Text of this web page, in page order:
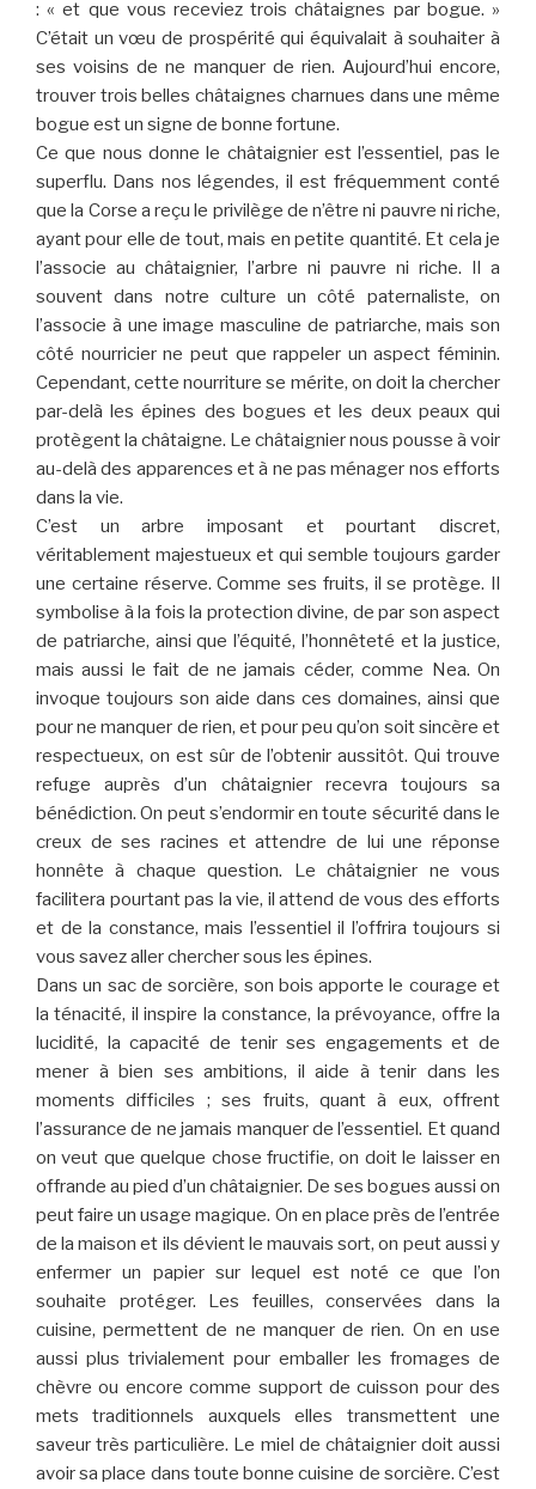
: « et que vous receviez trois châtaignes par bogue. »
C’était un vœu de prospérité qui équivalait à souhaiter à
ses voisins de ne manquer de rien. Aujourd’hui encore,
trouver trois belles châtaignes charnues dans une même
bogue est un signe de bonne fortune.
Ce que nous donne le châtaignier est l’essentiel, pas le
superflu. Dans nos légendes, il est fréquemment conté
que la Corse a reçu le privilège de n’être ni pauvre ni riche,
ayant pour elle de tout, mais en petite quantité. Et cela je
l’associe au châtaignier, l’arbre ni pauvre ni riche. Il a
souvent dans notre culture un côté paternaliste, on
l’associe à une image masculine de patriarche, mais son
côté nourricier ne peut que rappeler un aspect féminin.
Cependant, cette nourriture se mérite, on doit la chercher
par-delà les épines des bogues et les deux peaux qui
protègent la châtaigne. Le châtaignier nous pousse à voir
au-delà des apparences et à ne pas ménager nos efforts
dans la vie.
C’est un arbre imposant et pourtant discret,
véritablement majestueux et qui semble toujours garder
une certaine réserve. Comme ses fruits, il se protège. Il
symbolise à la fois la protection divine, de par son aspect
de patriarche, ainsi que l’équité, l’honnêteté et la justice,
mais aussi le fait de ne jamais céder, comme Nea. On
invoque toujours son aide dans ces domaines, ainsi que
pour ne manquer de rien, et pour peu qu’on soit sincère et
respectueux, on est sûr de l’obtenir aussitôt. Qui trouve
refuge auprès d’un châtaignier recevra toujours sa
bénédiction. On peut s’endormir en toute sécurité dans le
creux de ses racines et attendre de lui une réponse
honnête à chaque question. Le châtaignier ne vous
facilitera pourtant pas la vie, il attend de vous des efforts
et de la constance, mais l’essentiel il l’offrira toujours si
vous savez aller chercher sous les épines.
Dans un sac de sorcière, son bois apporte le courage et
la ténacité, il inspire la constance, la prévoyance, offre la
lucidité, la capacité de tenir ses engagements et de
mener à bien ses ambitions, il aide à tenir dans les
moments difficiles ; ses fruits, quant à eux, offrent
l’assurance de ne jamais manquer de l’essentiel. Et quand
on veut que quelque chose fructifie, on doit le laisser en
offrande au pied d’un châtaignier. De ses bogues aussi on
peut faire un usage magique. On en place près de l’entrée
de la maison et ils dévient le mauvais sort, on peut aussi y
enfermer un papier sur lequel est noté ce que l’on
souhaite protéger. Les feuilles, conservées dans la
cuisine, permettent de ne manquer de rien. On en use
aussi plus trivialement pour emballer les fromages de
chèvre ou encore comme support de cuisson pour des
mets traditionnels auxquels elles transmettent une
saveur très particulière. Le miel de châtaignier doit aussi
avoir sa place dans toute bonne cuisine de sorcière. C’est